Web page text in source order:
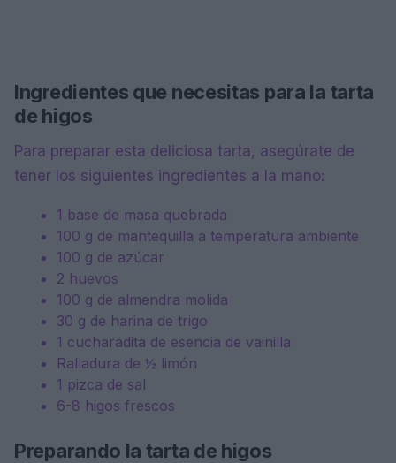
Ingredientes que necesitas para la tarta
de higos
Para preparar esta deliciosa tarta, asegúrate de
tener los siguientes ingredientes a la mano:
1 base de masa quebrada
100 g de mantequilla a temperatura ambiente
100 g de azúcar
2 huevos
100 g de almendra molida
30 g de harina de trigo
1 cucharadita de esencia de vainilla
Ralladura de ½ limón
1 pizca de sal
6-8 higos frescos
Preparando la tarta de higos